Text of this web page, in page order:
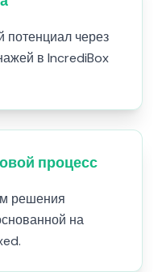
потенциал через
в IncrediBox
процесс
решения
на